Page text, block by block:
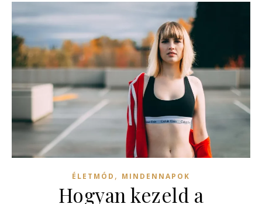
ÉLETMÓD , MINDENNAPOK
Hogyan kezeld a